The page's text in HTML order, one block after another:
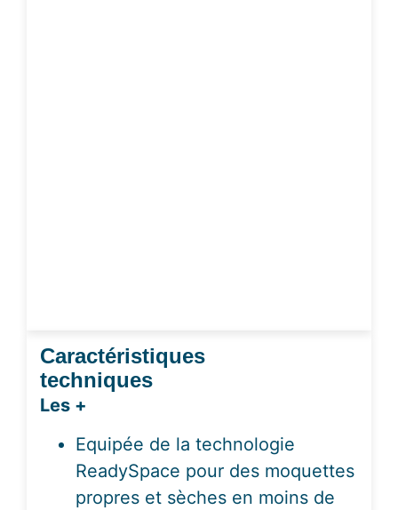
Caractéristiques
techniques
Les +
Equipée de la technologie
ReadySpace pour des moquettes
propres et sèches en moins de